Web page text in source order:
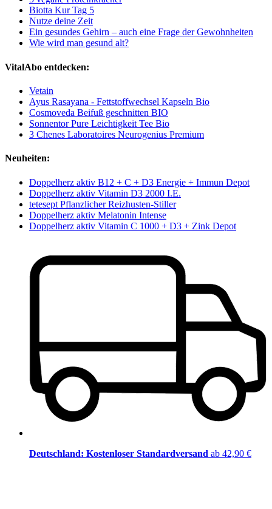
Biotta Kur Tag 5
Nutze deine Zeit
Ein gesundes Gehirn – auch eine Frage der Gewohnheiten
Wie wird man gesund alt?
VitalAbo entdecken:
Vetain
Ayus Rasayana - Fettstoffwechsel Kapseln Bio
Cosmoveda Beifuß geschnitten BIO
Sonnentor Pure Leichtigkeit Tee Bio
3 Chenes Laboratoires Neurogenius Premium
Neuheiten:
Doppelherz aktiv B12 + C + D3 Energie + Immun Depot
Doppelherz aktiv Vitamin D3 2000 I.E.
tetesept Pflanzlicher Reizhusten-Stiller
Doppelherz aktiv Melatonin Intense
Doppelherz aktiv Vitamin C 1000 + D3 + Zink Depot
Deutschland: Kostenloser Standardversand ab 42,90 €